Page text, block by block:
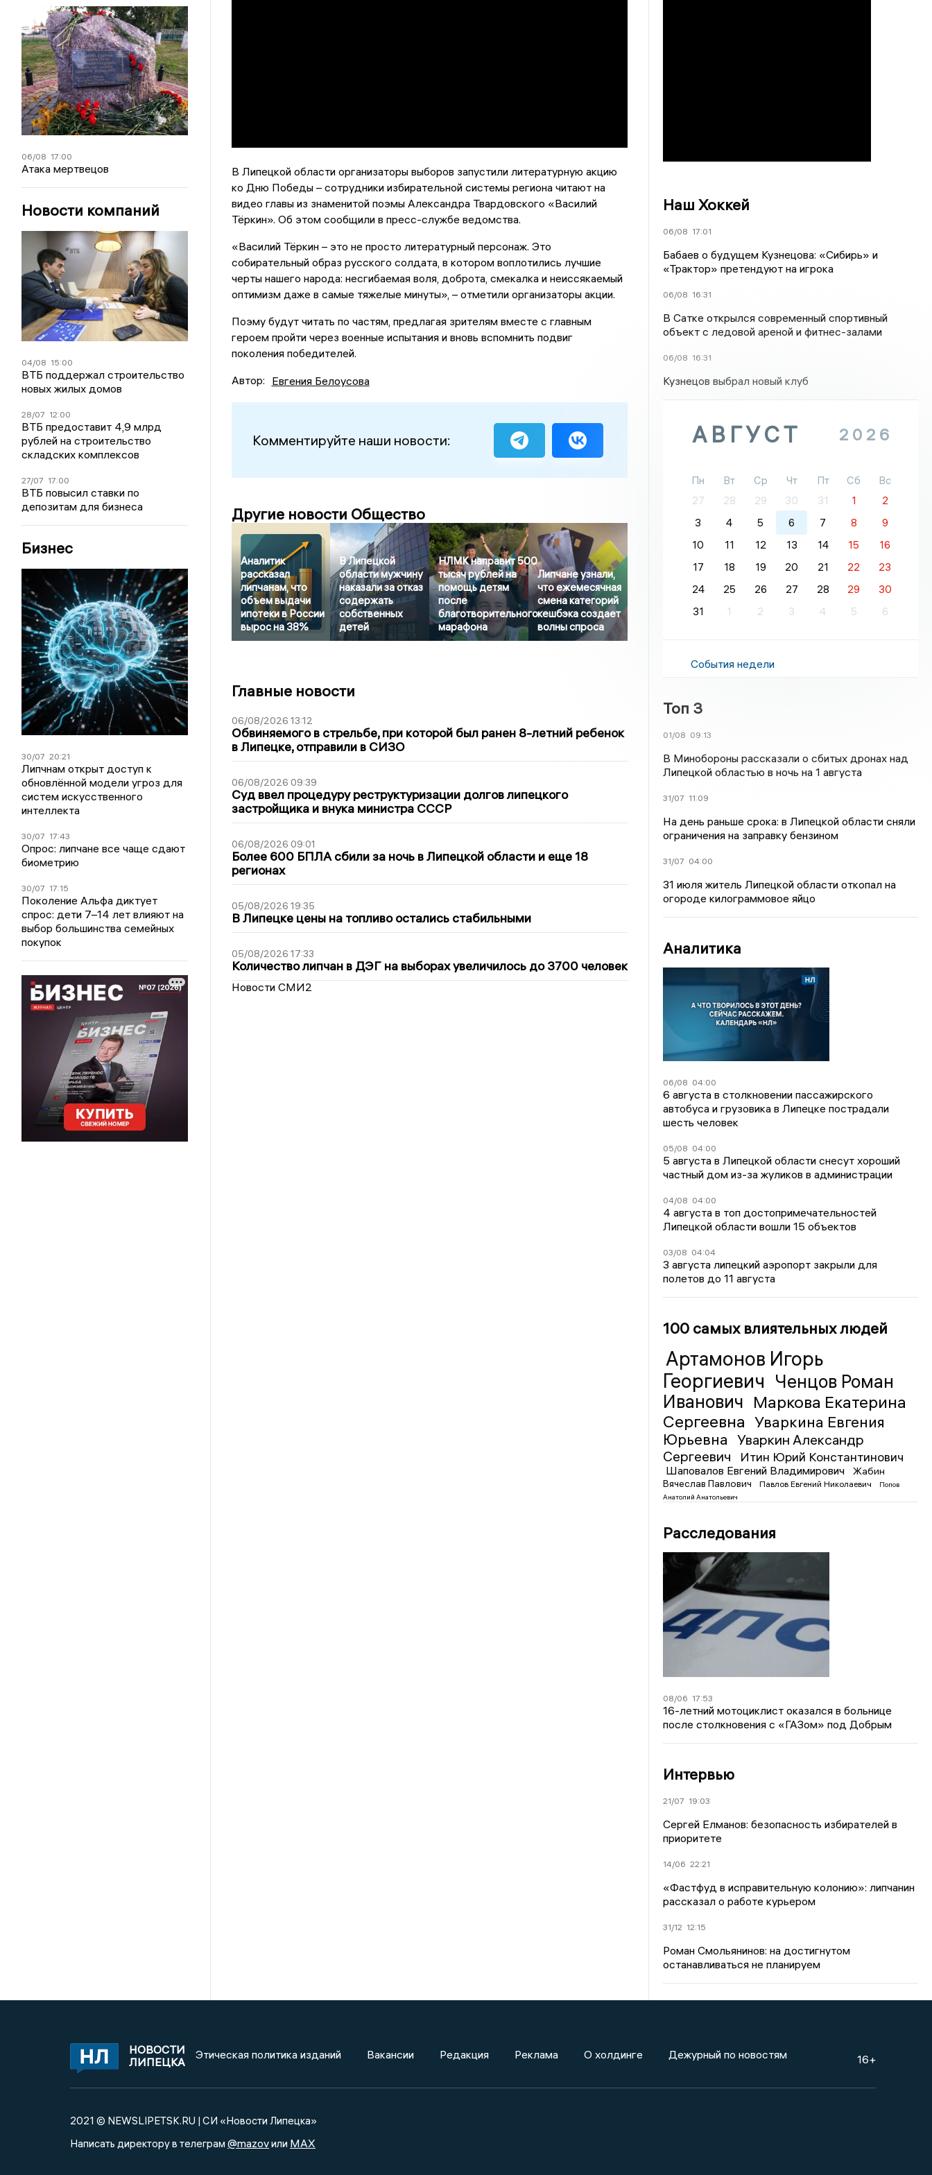
06/08 17:00
Атака мертвецов
Новости компаний
04/08 15:00
ВТБ поддержал строительство
новых жилых домов
28/07 12:00
ВТБ предоставит 4,9 млрд
рублей на строительство
складских комплексов
27/07 17:00
ВТБ повысил ставки по
депозитам для бизнеса
Бизнес
30/07 20:21
Липчнам открыт доступ к
обновлённой модели угроз для
систем искусственного
интеллекта
30/07 17:43
Опрос: липчане все чаще сдают
биометрию
30/07 17:15
Поколение Альфа диктует
спрос: дети 7–14 лет влияют на
выбор большинства семейных
покупок
В Липецкой области организаторы выборов запустили литературную акцию
ко Дню Победы – сотрудники избирательной системы региона читают на
видео главы из знаменитой поэмы Александра Твардовского «Василий
Тёркин». Об этом сообщили в пресс-службе ведомства.
«Василий Тёркин – это не просто литературный персонаж. Это
собирательный образ русского солдата, в котором воплотились лучшие
черты нашего народа: несгибаемая воля, доброта, смекалка и неиссякаемый
оптимизм даже в самые тяжелые минуты», – отметили организаторы акции.
Поэму будут читать по частям, предлагая зрителям вместе с главным
героем пройти через военные испытания и вновь вспомнить подвиг
поколения победителей.
Автор: Евгения Белоусова
Комментируйте наши новости:
Другие новости Общество
Аналитик
рассказал
липчанам, что
объем выдачи
ипотеки в России
вырос на 38%
В Липецкой
области мужчину
наказали за отказ
содержать
собственных
детей
НЛМК направит 500
тысяч рублей на
помощь детям
после
благотворительного
марафона
Липчане узнали,
что ежемесячная
смена категорий
кешбэка создает
волны спроса
Главные новости
06/08/2026 13:12
Обвиняемого в стрельбе, при которой был ранен 8-летний ребенок
в Липецке, отправили в СИЗО
06/08/2026 09:39
Суд ввел процедуру реструктуризации долгов липецкого
застройщика и внука министра СССР
06/08/2026 09:01
Более 600 БПЛА сбили за ночь в Липецкой области и еще 18
регионах
05/08/2026 19:35
В Липецке цены на топливо остались стабильными
05/08/2026 17:33
Количество липчан в ДЭГ на выборах увеличилось до 3700 человек
Новости СМИ2
Наш Хоккей
06/08 17:01
Бабаев о будущем Кузнецова: «Сибирь» и
«Трактор» претендуют на игрока
06/08 16:31
В Сатке открылся современный спортивный
объект с ледовой ареной и фитнес-залами
06/08 16:31
Кузнецов выбрал новый клуб
АВГУСТ 2026
Пн Вт Ср Чт Пт Сб
Вс
27
28 29 30 31 1
2
3
4 5 6 7 8
9
10
11 12 13 14 15
16
17
18 19 20 21 22
23
24
25 26 27 28 29
30
31
1 2 3 4 5 6
События недели
Топ 3
01/08 09:13
В Минобороны рассказали о сбитых дронах над
Липецкой областью в ночь на 1 августа
31/07 11:09
На день раньше срока: в Липецкой области сняли
ограничения на заправку бензином
31/07 04:00
31 июля житель Липецкой области откопал на
огороде килограммовое яйцо
Аналитика
06/08 04:00
6 августа в столкновении пассажирского
автобуса и грузовика в Липецке пострадали
шесть человек
05/08 04:00
5 августа в Липецкой области снесут хороший
частный дом из-за жуликов в администрации
04/08 04:00
4 августа в топ достопримечательностей
Липецкой области вошли 15 объектов
03/08 04:04
3 августа липецкий аэропорт закрыли для
полетов до 11 августа
100 самых влиятельных людей
Артамонов Игорь
Георгиевич Ченцов Роман
Иванович Маркова Екатерина
Сергеевна Уваркина Евгения
Юрьевна
Уваркин Александр
Сергеевич
Итин Юрий Константинович
Шаповалов Евгений Владимирович
Жабин
Вячеслав Павлович
Павлов Евгений Николаевич
Попов
Анатолий Анатольевич
Расследования
08/06 17:53
16-летний мотоциклист оказался в больнице
после столкновения с «ГАЗом» под Добрым
Интервью
21/07 19:03
Сергей Елманов: безопасность избирателей в
приоритете
14/06 22:21
«Фастфуд в исправительную колонию»: липчанин
рассказал о работе курьером
31/12 12:15
Роман Смольянинов: на достигнутом
останавливаться не планируем
НОВОСТИ
ЛИПЕЦКА
Этическая политика изданий Вакансии Редакция Реклама О холдинге Дежурный по новостям 16+
2021 © NEWSLIPETSK.RU | СИ «Новости Липецка»
Написать директору в телеграм @mazovили MAX